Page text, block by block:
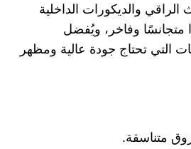
الراقي والديكورات الداخلية
وفاخر، ويُفضل
التي تحتاج جودة عالية ومظهر
متناسقة.